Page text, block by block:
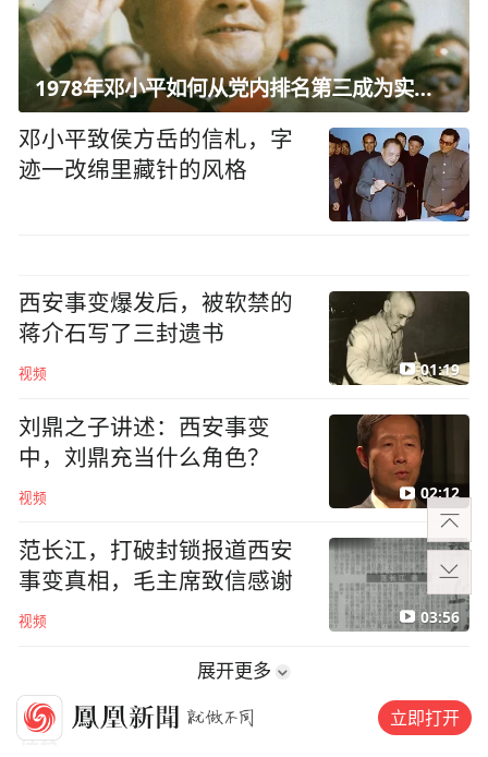
1978年邓小平如何从党内排名第三成为实际核心？
邓小平致侯方岳的信札，字
迹一改绵里藏针的风格
西安事变爆发后，被软禁的
蒋介石写了三封遗书
视频 01:19
刘鼎之子讲述：西安事变
中，刘鼎充当什么角色？
视频 02:12
范长江，打破封锁报道西安
事变真相，毛主席致信感谢
视频 03:56
展开更多
社会
立即打开